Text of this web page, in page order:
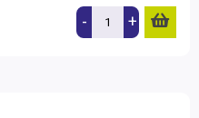
- +